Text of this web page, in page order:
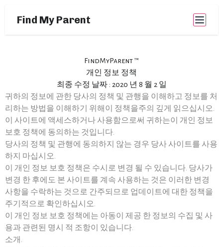
Find My Parent
FindMyParent ™
개인 정보 정책
최종 수정 날짜 : 2020 년 8 월 2 일
귀하의 정보에 관한 당사의 정책 및 관행을 이해하고 정보를 처
리하는 방법을 이해하기 위해이 정책을주의 깊게 읽으십시오.
이 사이트에 액세스하거나 사용함으로써 귀하는이 개인 정보
보호 정책에 동의하는 것입니다.
당사의 정책 및 관행에 동의하지 않는 경우 당사 사이트를 사용
하지 마십시오.
이 개인 정보 보호 정책은 수시로 변경 될 수 있습니다. 당사가
변경 한 후에도 본 사이트를 계속 사용하는 것은 이러한 변경
사항을 수락하는 것으로 간주되므로 업데이트에 대한 정책을
주기적으로 확인하십시오.
이 개인 정보 보호 정책에는 아동이 제공 한 정보의 수집 및 사
용과 관련된 명시 적 조항이 있습니다.
소개.